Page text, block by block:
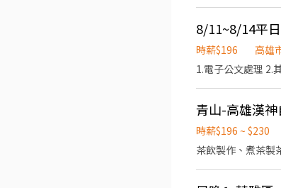
8/11~8/14平
時薪$196
高雄
青山-高雄漢神
時薪$196 ~ $230
茶飲製作、煮茶製